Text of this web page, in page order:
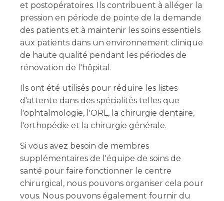
et postopératoires. Ils contribuent à alléger la
pression en période de pointe de la demande
des patients et à maintenir les soins essentiels
aux patients dans un environnement clinique
de haute qualité pendant les périodes de
rénovation de l'hôpital.
Ils ont été utilisés pour réduire les listes
d'attente dans des spécialités telles que
l'ophtalmologie, l'ORL, la chirurgie dentaire,
l'orthopédie et la chirurgie générale.
Si vous avez besoin de membres
supplémentaires de l'équipe de soins de
santé pour faire fonctionner le centre
chirurgical, nous pouvons organiser cela pour
vous. Nous pouvons également fournir du